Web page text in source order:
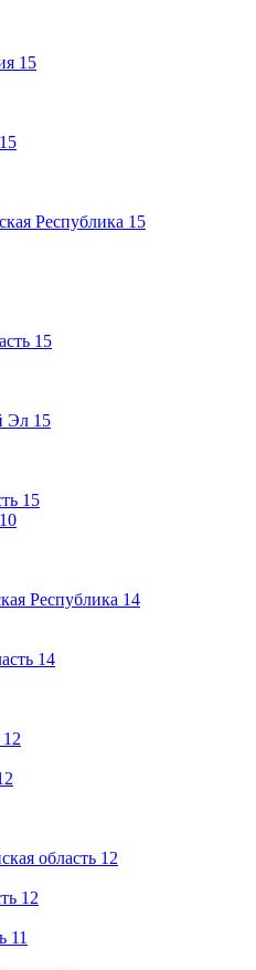
15
15
Республика 15
15
Эл 15
15
10
Республика 14
14
12
область 12
12
11